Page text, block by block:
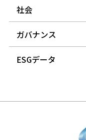
社会
ガバナンス
ESGデータ